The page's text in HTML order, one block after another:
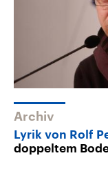
Archiv
Lyrik von Rolf
doppeltem